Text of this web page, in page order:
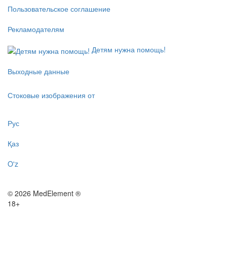
Пользовательское соглашение
Рекламодателям
Детям нужна помощь!
Выходные данные
Стоковые изображения от
Рус
Қаз
O'z
© 2026 MedElement ®
18+